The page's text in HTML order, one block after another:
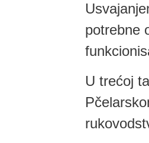
potrebne
U trećoj